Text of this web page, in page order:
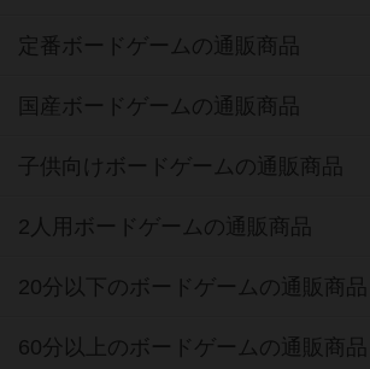
定番ボードゲームの通販商品
国産ボードゲームの通販商品
子供向けボードゲームの通販商品
2人用ボードゲームの通販商品
20分以下のボードゲームの通販商品
60分以上のボードゲームの通販商品